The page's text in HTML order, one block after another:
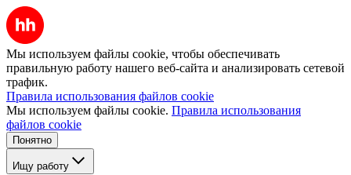
Мы используем файлы cookie, чтобы обеспечивать
правильную работу нашего веб-сайта и анализировать сетевой
трафик.
Правила использования файлов cookie
Мы используем файлы cookie. Правила использования
файлов cookie
Понятно
Ищу работу